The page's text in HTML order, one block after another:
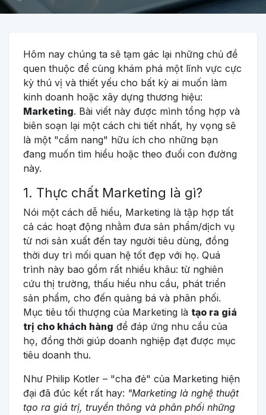
Hôm nay chúng ta sẽ tạm gác lại những chủ đề
quen thuộc để cùng khám phá một lĩnh vực cực
kỳ thú vị và thiết yếu cho bất kỳ ai muốn làm
kinh doanh hoặc xây dựng thương hiệu:
Marketing. Bài viết này được mình tổng hợp và
biên soạn lại một cách chi tiết nhất, hy vọng sẽ
là một "cẩm nang" hữu ích cho những bạn
đang muốn tìm hiểu hoặc theo đuổi con đường
này.
1. Thực chất Marketing là gì?
Nói một cách dễ hiểu, Marketing là tập hợp tất
cả các hoạt động nhằm đưa sản phẩm/dịch vụ
từ nơi sản xuất đến tay người tiêu dùng, đồng
thời duy trì mối quan hệ tốt đẹp với họ. Quá
trình này bao gồm rất nhiều khâu: từ nghiên
cứu thị trường, thấu hiểu nhu cầu, phát triển
sản phẩm, cho đến quảng bá và phân phối.
Mục tiêu tối thượng của Marketing là tạo ra giá
trị cho khách hàng để đáp ứng nhu cầu của
họ, đồng thời giúp doanh nghiệp đạt được mục
tiêu doanh thu.
Như Philip Kotler – "cha đẻ" của Marketing hiện
đại đã đúc kết rất hay: "Marketing là nghệ thuật
tạo ra giá trị, truyền thông và phân phối những